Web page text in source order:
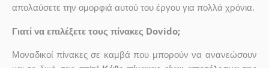
απολαύσετε την ομορφιά αυτού του έργου για πολλά χρόνια.
Γιατί να επιλέξετε τους πίνακες Dovido;
Μοναδικοί πίνακες σε καμβά που μπορούν να ανανεώσουν